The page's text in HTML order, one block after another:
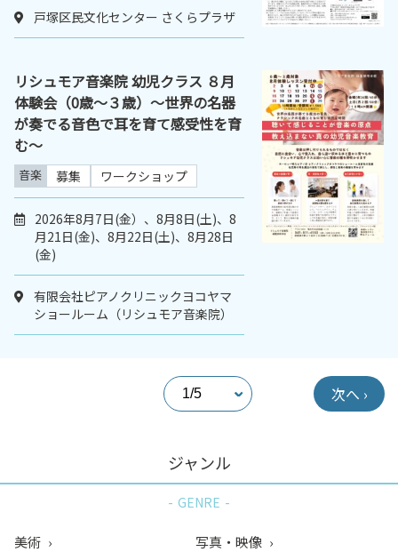
戸塚区民文化センター さくらプラザ
リシュモア音楽院 幼児クラス ８月
体験会（0歳～３歳）～世界の名器
が奏でる音色で耳を育て感受性を育
む～
音楽 募集 ワークショップ
2026年8月7日(金）、8月8日(土)、8
月21日(金)、8月22日(土)、8月28日
(金)
有限会社ピアノクリニックヨコヤマ
ショールーム（リシュモア音楽院）
次へ ›
ジャンル
GENRE
美術
写真・映像